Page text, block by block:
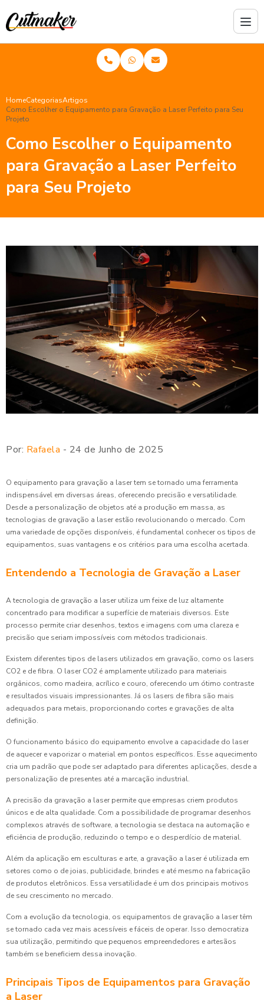
HomeCategoriasArtigos
Como Escolher o Equipamento para Gravação a Laser Perfeito para Seu
Projeto
Como Escolher o Equipamento
para Gravação a Laser Perfeito
para Seu Projeto
Por: Rafaela - 24 de Junho de 2025
O equipamento para gravação a laser tem se tornado uma ferramenta
indispensável em diversas áreas, oferecendo precisão e versatilidade.
Desde a personalização de objetos até a produção em massa, as
tecnologias de gravação a laser estão revolucionando o mercado. Com
uma variedade de opções disponíveis, é fundamental conhecer os tipos de
equipamentos, suas vantagens e os critérios para uma escolha acertada.
Entendendo a Tecnologia de Gravação a Laser
A tecnologia de gravação a laser utiliza um feixe de luz altamente
concentrado para modificar a superfície de materiais diversos. Este
processo permite criar desenhos, textos e imagens com uma clareza e
precisão que seriam impossíveis com métodos tradicionais.
Existem diferentes tipos de lasers utilizados em gravação, como os lasers
CO2 e de fibra. O laser CO2 é amplamente utilizado para materiais
orgânicos, como madeira, acrílico e couro, oferecendo um ótimo contraste
e resultados visuais impressionantes. Já os lasers de fibra são mais
adequados para metais, proporcionando cortes e gravações de alta
definição.
O funcionamento básico do equipamento envolve a capacidade do laser
de aquecer e vaporizar o material em pontos específicos. Esse aquecimento
cria um padrão que pode ser adaptado para diferentes aplicações, desde a
personalização de presentes até a marcação industrial.
A precisão da gravação a laser permite que empresas criem produtos
únicos e de alta qualidade. Com a possibilidade de programar desenhos
complexos através de software, a tecnologia se destaca na automação e
eficiência de produção, reduzindo o tempo e o desperdício de material.
Além da aplicação em esculturas e arte, a gravação a laser é utilizada em
setores como o de joias, publicidade, brindes e até mesmo na fabricação
de produtos eletrônicos. Essa versatilidade é um dos principais motivos
de seu crescimento no mercado.
Com a evolução da tecnologia, os equipamentos de gravação a laser têm
se tornado cada vez mais acessíveis e fáceis de operar. Isso democratiza
sua utilização, permitindo que pequenos empreendedores e artesãos
também se beneficiem dessa inovação.
Principais Tipos de Equipamentos para Gravação
a Laser